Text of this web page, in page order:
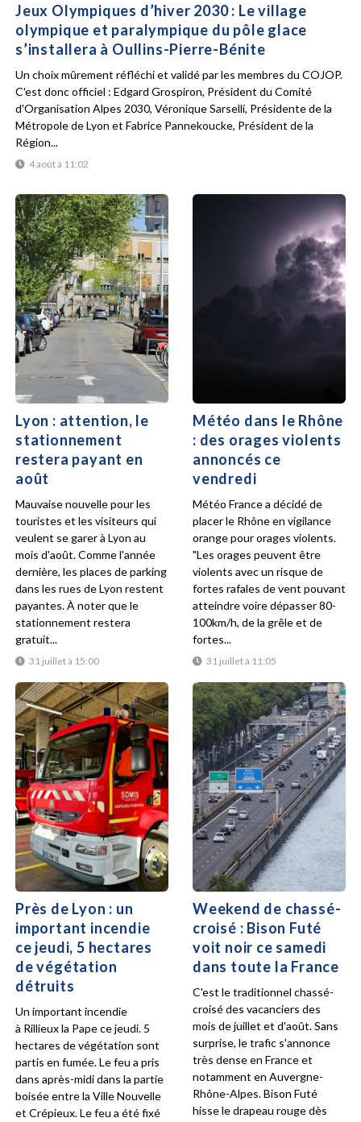
Jeux Olympiques d’hiver 2030 : Le village
olympique et paralympique du pôle glace
s’installera à Oullins-Pierre-Bénite
4 août à 11:02
Un choix mûrement réfléchi et validé par les membres du COJOP.
C'est donc officiel : Edgard Grospiron, Président du Comité
d'Organisation Alpes 2030, Véronique Sarselli, Présidente de la
Métropole de Lyon et Fabrice Pannekoucke, Président de la
Région...
Lyon : attention, le
stationnement
restera payant en
août
31 juillet à 15:00
Mauvaise nouvelle pour les
touristes et les visiteurs qui
veulent se garer à Lyon au
mois d'août. Comme l'année
dernière, les places de parking
dans les rues de Lyon restent
payantes. À noter que le
stationnement restera
gratuit...
Météo dans le Rhône
: des orages violents
annoncés ce
vendredi
31 juillet à 11:05
Météo France a décidé de
placer le Rhône en vigilance
orange pour orages violents.
"Les orages peuvent être
violents avec un risque de
fortes rafales de vent pouvant
atteindre voire dépasser 80-
100km/h, de la grêle et de
fortes...
Près de Lyon : un
important incendie
ce jeudi, 5 hectares
de végétation
détruits
Un important incendie
à Rillieux la Pape ce jeudi. 5
hectares de végétation sont
partis en fumée. Le feu a pris
dans après-midi dans la partie
boisée entre la Ville Nouvelle
et Crépieux. Le feu a été fixé
Weekend de chassé-
croisé : Bison Futé
voit noir ce samedi
dans toute la France
C'est le traditionnel chassé-
croisé des vacanciers des
mois de juillet et d'août. Sans
surprise, le trafic s'annonce
très dense en France et
notamment en Auvergne-
Rhône-Alpes. Bison Futé
hisse le drapeau rouge dès